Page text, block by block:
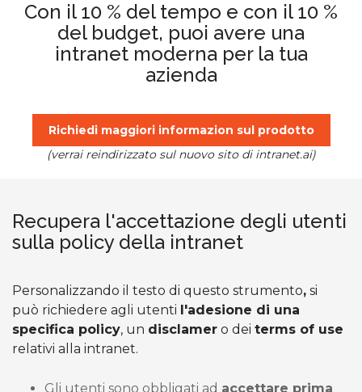
Con il 10 % del tempo e con il 10 %
del budget, puoi avere una
intranet moderna per la tua
azienda
Richiedi maggiori informazion sul prodotto
(verrai reindirizzato sul nuovo sito di intranet.ai)
Recupera l'accettazione degli utenti
sulla policy della intranet
Personalizzando il testo di questo strumento, si
può richiedere agli utenti l'adesione di una
specifica policy, un disclamer o dei terms of use
relativi alla intranet.
Gli utenti sono obbligati ad accettare prima